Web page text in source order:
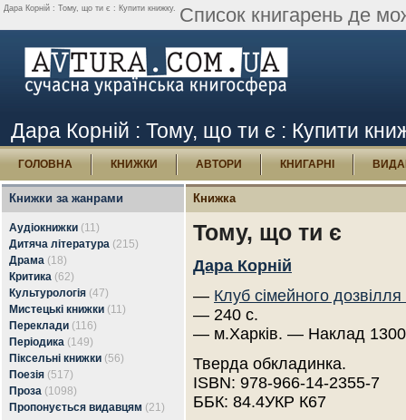
Дара Корній : Тому, що ти є : Купити книжку. Список книгарень де
Дара Корній : Тому, що ти є : Купити
ГОЛОВНА КНИЖКИ АВТОРИ КНИГАРНІ
Книжки за жанрами
Аудіокнижки (11)
Дитяча література (215)
Драма (18)
Критика (62)
Культурологія (47)
Мистецькі книжки (11)
Переклади (116)
Періодика (149)
Піксельні книжки (56)
Поезія (517)
Проза (1098)
Пропонується видавцям (21)
Книжка
Тому, що ти є
Дара Корній
— Клуб сімейного
— 240 с.
— м.Харків. — Наклад
Тверда обкладинка.
ISBN: 978-966-14-2355-7
ББК: 84.4УКР К67